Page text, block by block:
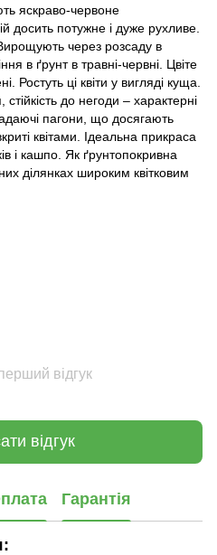
яскраво-червоне
досить потужне і дуже рухливе.
через розсаду в
в ґрунт в травні-червні. Цвіте
Ростуть ці квіти у вигляді куща.
стійкість до негоди – характерні
пагони, що досягають
квітами. Ідеальна прикраса
і кашпо. Як ґрунтопокривна
ділянках широким квітковим
відгук
відгук
Гарантія